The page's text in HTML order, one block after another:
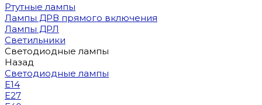
Ртутные лампы
Лампы ДРВ прямого включения
Лампы ДРЛ
Светильники
Светодиодные лампы
Назад
Светодиодные лампы
E14
E27